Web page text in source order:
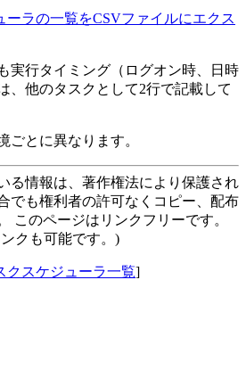
ーラの一覧をCSVファイルにエクス
実行タイミング（ログオン時、日時
、他のタスクとして2行で記載して
ごとに異なります。
る情報は、著作権法により保護され
でも権利者の許可なくコピー、配布
このページはリンクフリーです。
クも可能です。)
クスケジューラ一覧]